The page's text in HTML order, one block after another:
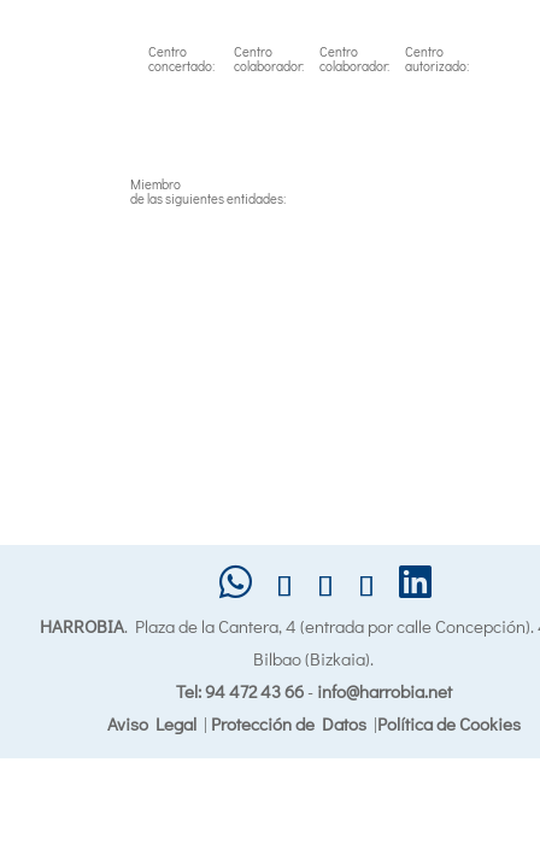
Centro
concertado:
Centro
colaborador:
Centro
colaborador:
Centro
autorizado:
Miembro
de las siguientes entidades:
HARROBIA. Plaza de la Cantera, 4 (entrada por calle
Bilbao (Bizkaia).
Tel: 94 472 43 66- info@harrobia.net
Aviso Legal| Protección de Datos|Política de Cookies